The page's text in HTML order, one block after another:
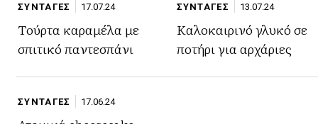
ΣΥΝΤΑΓΕΣ 17.07.24
Τούρτα καραμέλα με
σπιτικό παντεσπάνι
ΣΥΝΤΑΓΕΣ 13.07.24
Καλοκαιρινό γλυκό σε
ποτήρι για αρχάριες
ΣΥΝΤΑΓΕΣ 17.06.24